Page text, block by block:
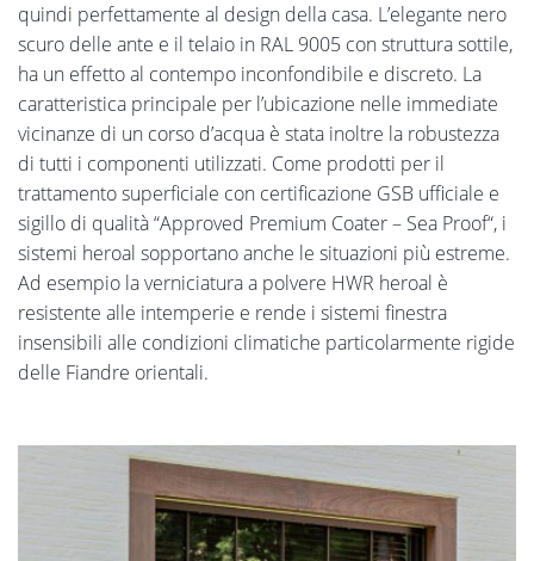
quindi perfettamente al design della casa. L’elegante nero
scuro delle ante e il telaio in RAL 9005 con struttura sottile,
ha un effetto al contempo inconfondibile e discreto. La
caratteristica principale per l’ubicazione nelle immediate
vicinanze di un corso d’acqua è stata inoltre la robustezza
di tutti i componenti utilizzati. Come prodotti per il
trattamento superficiale con certificazione GSB ufficiale e
sigillo di qualità “Approved Premium Coater – Sea Proof“, i
sistemi heroal sopportano anche le situazioni più estreme.
Ad esempio la verniciatura a polvere HWR heroal è
resistente alle intemperie e rende i sistemi finestra
insensibili alle condizioni climatiche particolarmente rigide
delle Fiandre orientali.